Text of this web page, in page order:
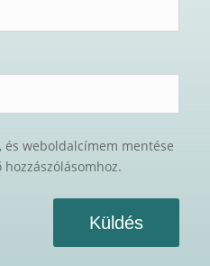
és weboldalcímem mentése
Küldés